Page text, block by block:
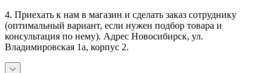
4. Приехать к нам в магазин и сделать заказ сотруднику
(оптимальный вариант, если нужен подбор товара и
консультация по нему). Адрес Новосибирск, ул.
Владимировская 1а, корпус 2.